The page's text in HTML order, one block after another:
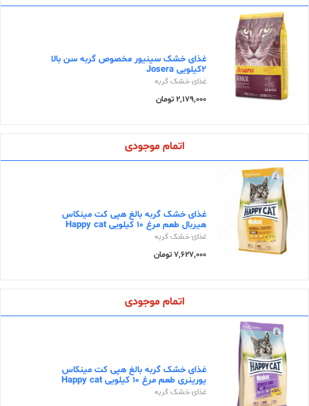
غذای خشک سینیور مخصوص گربه سن بالا
2کیلویی Josera
غذای خشک گربه
2,179,000 تومان
اتمام موجودی
غذای خشک گربه بالغ هپی کت مینکاس
هیربال طعم مرغ ۱۰ کیلویی Happy cat
غذای خشک گربه
7,627,000 تومان
اتمام موجودی
غذای خشک گربه بالغ هپی کت مینکاس
یورینری طعم مرغ ۱۰ کیلویی Happy cat
غذای خشک گربه